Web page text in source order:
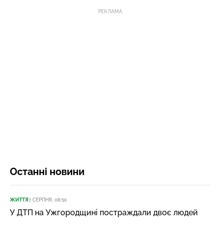
РЕКЛАМА
Останні новини
ЖИТТЯ7 СЕРПНЯ, 08:50
У ДТП на Ужгородщині постраждали двоє людей